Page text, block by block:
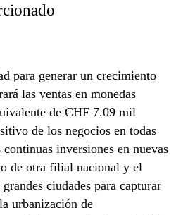
para generar un crecimiento
las ventas en monedas
de CHF 7.09 mil
de los negocios en todas
inversiones en nuevas
de otra filial nacional y el
ciudades para capturar
urbanización de